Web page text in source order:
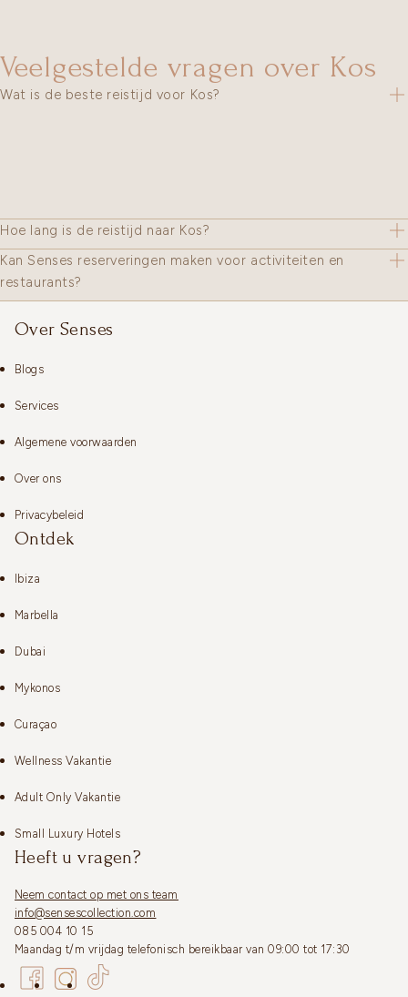
Veelgestelde vragen over Kos
Wat is de beste reistijd voor Kos?
Hoe lang is de reistijd naar Kos?
Kan Senses reserveringen maken voor activiteiten en
restaurants?
Over Senses
Blogs
Services
Algemene voorwaarden
Over ons
Privacybeleid
Ontdek
Ibiza
Marbella
Dubai
Mykonos
Curaçao
Wellness Vakantie
Adult Only Vakantie
Small Luxury Hotels
Heeft u vragen?
Neem contact op met ons team
info@sensescollection.com
085 004 10 15
Maandag t/m vrijdag telefonisch bereikbaar van 09:00 tot 17:30